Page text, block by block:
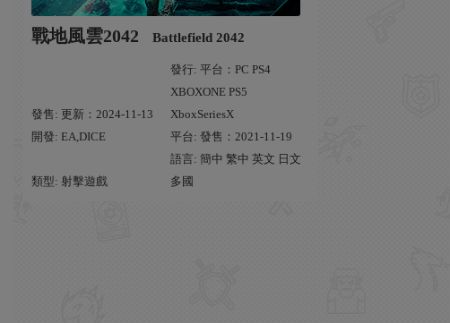
戰地風雲2042 Battlefield 2042
發售: 更新：2024-11-13
發行: 平台：PC PS4
XBOXONE PS5
XboxSeriesX
開發: EA,DICE
平台: 發售：2021-11-19
類型: 射擊遊戲
語言: 簡中 繁中 英文 日文
多國